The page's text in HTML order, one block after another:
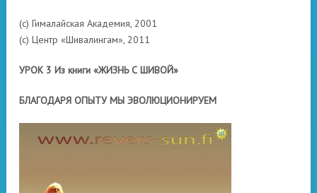
(с) Гималайская Академия, 2001
(с) Центр «Шивалингам», 2011
УРОК 3 Из книги «ЖИЗНЬ С ШИВОЙ»
БЛАГОДАРЯ ОПЫТУ МЫ ЭВОЛЮЦИОНИРУЕМ